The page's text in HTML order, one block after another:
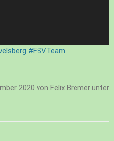
#FSVTeam
2020 von Felix Bremerunter